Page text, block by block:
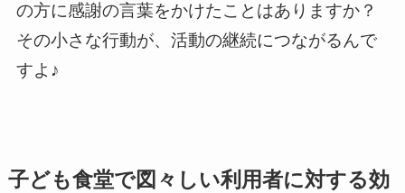
の方に感謝の言葉をかけたことはありますか？
その小さな行動が、活動の継続につながるんで
すよ♪
子ども食堂で図々しい利用者に対する効